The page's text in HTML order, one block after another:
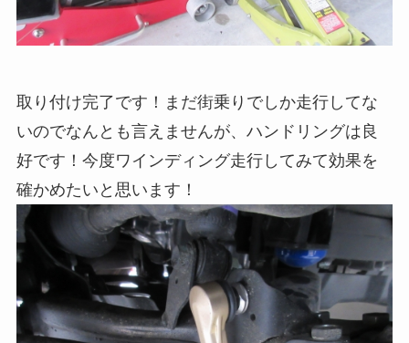
取り付け完了です！まだ街乗りでしか走行してな
いのでなんとも言えませんが、ハンドリングは良
好です！今度ワインディング走行してみて効果を
確かめたいと思います！